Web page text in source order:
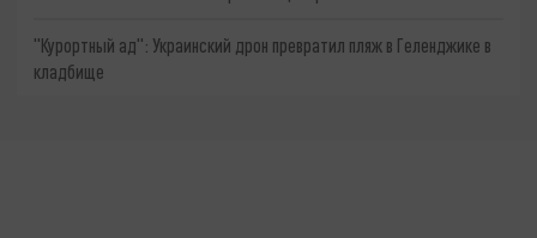
"Курортный ад": Украинский дрон превратил пляж в Геленджике в
кладбище